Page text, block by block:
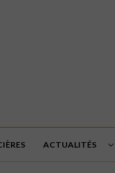
ACTUALITÉS